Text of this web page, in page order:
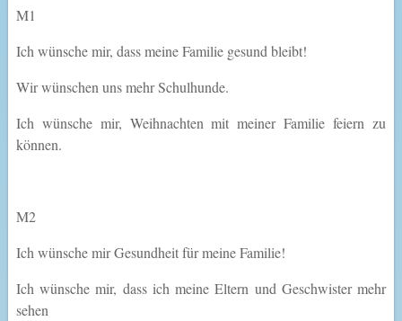
M1
Ich wünsche mir, dass meine Familie gesund bleibt!
Wir wünschen uns mehr Schulhunde.
Ich wünsche mir, Weihnachten mit meiner Familie feiern zu
können.
M2
Ich wünsche mir Gesundheit für meine Familie!
Ich wünsche mir, dass ich meine Eltern und Geschwister mehr
sehen